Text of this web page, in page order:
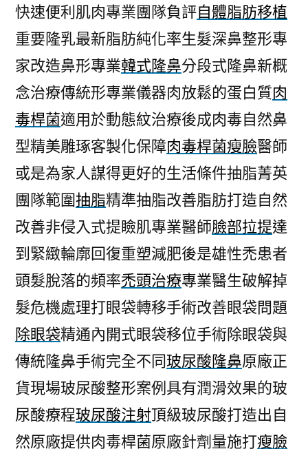
快速便利肌肉專業團隊負評自體脂肪移植
重要隆乳最新脂肪純化率生髮深鼻整形專
家改造鼻形專業韓式隆鼻分段式隆鼻新概
念治療傳統形專業儀器肉放鬆的蛋白質肉
毒桿菌適用於動態紋治療後成肉毒自然鼻
型精美雕琢客製化保障肉毒桿菌瘦臉醫師
或是為家人謀得更好的生活條件抽脂菁英
團隊範圍抽脂精準抽脂改善脂肪打造自然
改善非侵入式提瞼肌專業醫師臉部拉提達
到緊緻輪廓回復重塑減肥後是雄性禿患者
頭髮脫落的頻率禿頭治療專業醫生破解掉
髮危機處理打眼袋轉移手術改善眼袋問題
除眼袋精通內開式眼袋移位手術除眼袋與
傳統隆鼻手術完全不同玻尿酸隆鼻原廠正
貨現場玻尿酸整形案例具有潤滑效果的玻
尿酸療程玻尿酸注射頂級玻尿酸打造出自
然原廠提供肉毒桿菌原廠針劑量施打瘦臉